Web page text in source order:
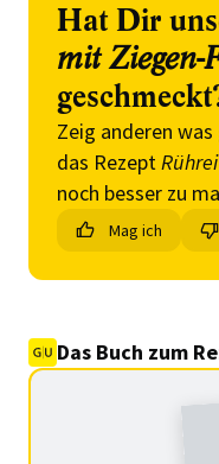
Hat Dir
mit Ziegen-
Zeig anderen
das Rezept
noch besser zu
Mag ich
Das Buch zum